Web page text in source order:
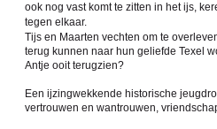
ook nog vast komt te zitten in het ijs,
tegen elkaar.
Tijs en Maarten vechten om te
terug kunnen naar hun geliefde Texel
Antje ooit terugzien?
Een ijzingwekkende historische
vertrouwen en wantrouwen,